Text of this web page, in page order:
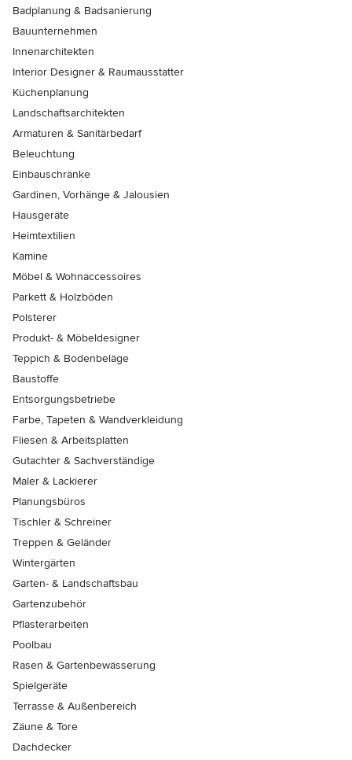
Badplanung & Badsanierung
Bauunternehmen
Innenarchitekten
Interior Designer & Raumausstatter
Küchenplanung
Landschaftsarchitekten
Armaturen & Sanitärbedarf
Beleuchtung
Einbauschränke
Gardinen, Vorhänge & Jalousien
Hausgeräte
Heimtextilien
Kamine
Möbel & Wohnaccessoires
Parkett & Holzböden
Polsterer
Produkt- & Möbeldesigner
Teppich & Bodenbeläge
Baustoffe
Entsorgungsbetriebe
Farbe, Tapeten & Wandverkleidung
Fliesen & Arbeitsplatten
Gutachter & Sachverständige
Maler & Lackierer
Planungsbüros
Tischler & Schreiner
Treppen & Geländer
Wintergärten
Garten- & Landschaftsbau
Gartenzubehör
Pflasterarbeiten
Poolbau
Rasen & Gartenbewässerung
Spielgeräte
Terrasse & Außenbereich
Zäune & Tore
Dachdecker